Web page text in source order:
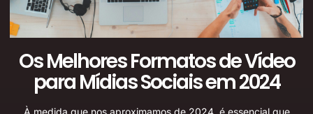
Os Melhores Formatos de Vídeo
para Mídias Sociais em 2024
À medida que nos aproximamos de 2024, é essencial que